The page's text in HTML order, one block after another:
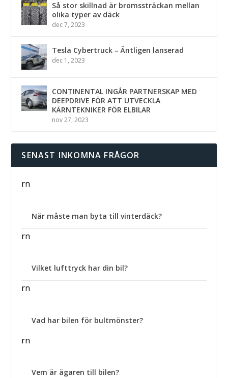
Så stor skillnad är bromssträckan mellan
olika typer av däck
dec 7, 2023
Tesla Cybertruck – Äntligen lanserad
dec 1, 2023
CONTINENTAL INGÅR PARTNERSKAP MED
DEEPDRIVE FÖR ATT UTVECKLA
KÄRNTEKNIKER FÖR ELBILAR
nov 27, 2023
SENAST INKOMNA FRÅGOR
rn
När måste man byta till vinterdäck?
rn
Vilket lufttryck har din bil?
rn
Vad har bilen för bultmönster?
rn
Vem är ägaren till bilen?